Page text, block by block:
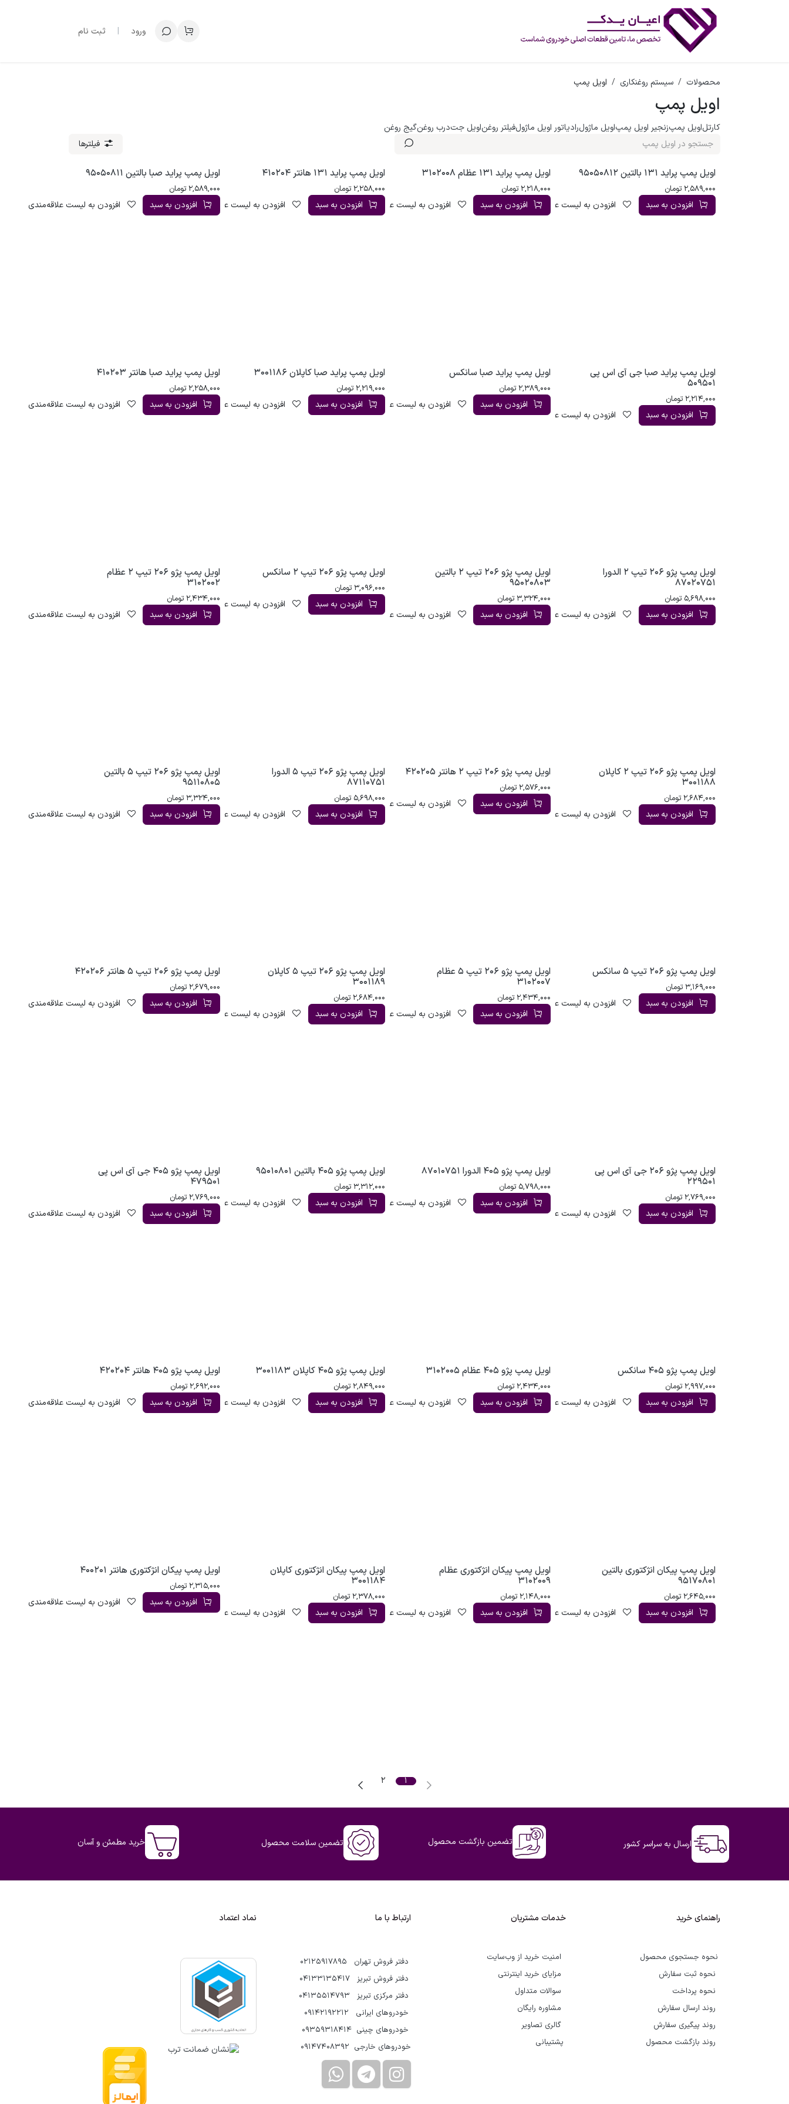
صرف نظر و مشاهده محتوا
ورود | ثبت نام
محصولات سیستم روغنکاری اویل پمپ
اویل پمپ
کارتلاویل پمپزنجیر اویل پمپاویل ماژولرادیاتور اویل ماژولفیلتر روغناویل جتدرب روغنگیج روغن
فیلترها
اویل پمپ پراید 131 بالتین 95050812
2,589,000 تومان
افزودن به سبد افزودن به لیست علاقه‌مندی
اویل پمپ پراید 131 عظام 3102008
2,218,000 تومان
افزودن به سبد افزودن به لیست علاقه‌مندی
اویل پمپ پراید 131 هانتر 410204
2,258,000 تومان
افزودن به سبد افزودن به لیست علاقه‌مندی
اویل پمپ پراید صبا بالتین 95050811
2,589,000 تومان
افزودن به سبد افزودن به لیست علاقه‌مندی
اویل پمپ پراید صبا جی آی اس پی
509501
2,214,000 تومان
افزودن به سبد افزودن به لیست علاقه‌مندی
اویل پمپ پراید صبا سانکس
2,389,000 تومان
افزودن به سبد افزودن به لیست علاقه‌مندی
اویل پمپ پراید صبا کاپلان 3001186
2,219,000 تومان
افزودن به سبد افزودن به لیست علاقه‌مندی
اویل پمپ پراید صبا هانتر 410203
2,258,000 تومان
افزودن به سبد افزودن به لیست علاقه‌مندی
اویل پمپ پژو 206 تیپ 2 الدورا
87020751
5,698,000 تومان
افزودن به سبد افزودن به لیست علاقه‌مندی
اویل پمپ پژو 206 تیپ 2 بالتین
95020803
3,324,000 تومان
افزودن به سبد افزودن به لیست علاقه‌مندی
اویل پمپ پژو 206 تیپ 2 سانکس
3,096,000 تومان
افزودن به سبد افزودن به لیست علاقه‌مندی
اویل پمپ پژو 206 تیپ 2 عظام
3102002
2,434,000 تومان
افزودن به سبد افزودن به لیست علاقه‌مندی
اویل پمپ پژو 206 تیپ 2 کاپلان
3001188
2,684,000 تومان
افزودن به سبد افزودن به لیست علاقه‌مندی
اویل پمپ پژو 206 تیپ 2 هانتر 420205
2,576,000 تومان
افزودن به سبد افزودن به لیست علاقه‌مندی
اویل پمپ پژو 206 تیپ 5 الدورا
87110751
5,698,000 تومان
افزودن به سبد افزودن به لیست علاقه‌مندی
اویل پمپ پژو 206 تیپ 5 بالتین
95110805
3,324,000 تومان
افزودن به سبد افزودن به لیست علاقه‌مندی
اویل پمپ پژو 206 تیپ 5 سانکس
3,169,000 تومان
افزودن به سبد افزودن به لیست علاقه‌مندی
اویل پمپ پژو 206 تیپ 5 عظام
3102007
2,434,000 تومان
افزودن به سبد افزودن به لیست علاقه‌مندی
اویل پمپ پژو 206 تیپ 5 کاپلان
3001189
2,684,000 تومان
افزودن به سبد افزودن به لیست علاقه‌مندی
اویل پمپ پژو 206 تیپ 5 هانتر 420206
2,679,000 تومان
افزودن به سبد افزودن به لیست علاقه‌مندی
اویل پمپ پژو 206 جی آی اس پی
229501
2,769,000 تومان
افزودن به سبد افزودن به لیست علاقه‌مندی
اویل پمپ پژو 405 الدورا 87010751
5,798,000 تومان
افزودن به سبد افزودن به لیست علاقه‌مندی
اویل پمپ پژو 405 بالتین 95010801
3,312,000 تومان
افزودن به سبد افزودن به لیست علاقه‌مندی
اویل پمپ پژو 405 جی آی اس پی
479501
2,769,000 تومان
افزودن به سبد افزودن به لیست علاقه‌مندی
اویل پمپ پژو 405 سانکس
2,997,000 تومان
افزودن به سبد افزودن به لیست علاقه‌مندی
اویل پمپ پژو 405 عظام 3102005
2,434,000 تومان
افزودن به سبد افزودن به لیست علاقه‌مندی
اویل پمپ پژو 405 کاپلان 3001183
2,849,000 تومان
افزودن به سبد افزودن به لیست علاقه‌مندی
اویل پمپ پژو 405 هانتر 420204
2,692,000 تومان
افزودن به سبد افزودن به لیست علاقه‌مندی
اویل پمپ پیکان انژکتوری بالتین
95170801
2,645,000 تومان
افزودن به سبد افزودن به لیست علاقه‌مندی
اویل پمپ پیکان انژکتوری عظام
3102009
2,148,000 تومان
افزودن به سبد افزودن به لیست علاقه‌مندی
اویل پمپ پیکان انژکتوری کاپلان
3001184
2,378,000 تومان
افزودن به سبد افزودن به لیست علاقه‌مندی
اویل پمپ پیکان انژکتوری هانتر 400201
2,315,000 تومان
افزودن به سبد افزودن به لیست علاقه‌مندی
1
2
ارسال به سراسر کشور تضمین بازگشت محصول تضمین سلامت محصول خرید مطمئن و آسان
راهنمای خرید
نحوه جستجوی محصول
نحوه ثبت سفارش
نحوه پرداخت
روند ارسال سفارش
روند پیگیری سفارش
روند بازگشت محصول
خدمات مشتریان
امنیت خرید از وب‌سایت
مزایای خرید اینترنتی
سوالات متداول
مشاوره رایگان
گالری تصاویر
پشتیبانی
ارتباط با ما
دفتر فروش تهران 02125917895
دفتر فروش تبریز 04133135417
دفتر مرکزی تبریز 04135514793
خودروهای ایرانی 09142192212
خودروهای چینی 09359318414
خودروهای خارجی 09147408392
نماد اعتماد